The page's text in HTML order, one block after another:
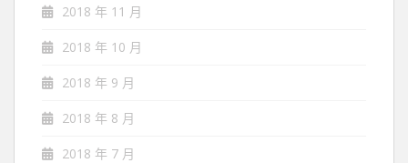
2018 年 11 月
2018 年 10 月
2018 年 9 月
2018 年 8 月
2018 年 7 月